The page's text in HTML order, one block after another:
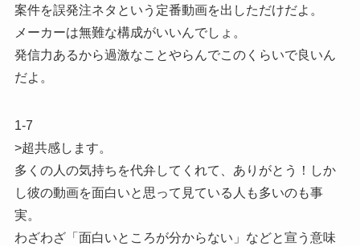
案件を誤発注ネタという定番動画を出しただけだよ。
メーカーは無難な構成がいいんでしょ。
発信力あるから過激なことやらんでこのくらいで良いん
だよ。
1-7
>超共感します。
多くの人の気持ちを代弁してくれて、ありがとう！しか
し彼の動画を面白いと思って見ている人も多いのも事
実。
わざわざ「面白いところが分からない」などと宣う意味